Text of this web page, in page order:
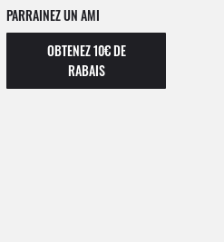
PARRAINEZ UN AMI
OBTENEZ 10€ DE
RABAIS